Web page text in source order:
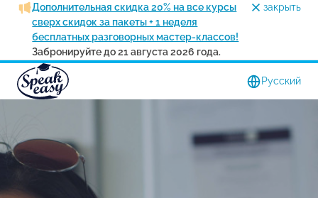
Дополнительная скидка 20% на все курсы
сверх скидок за пакеты + 1 неделя
бесплатных разговорных мастер-классов!
Забронируйте до 21 августа 2026 года.
закрыть
Pусский